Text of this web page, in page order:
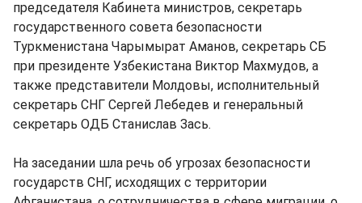
председателя Кабинета министров, секретарь
государственного совета безопасности
Туркменистана Чарымырат Аманов, секретарь СБ
при президенте Узбекистана Виктор Махмудов, а
также представители Молдовы, исполнительный
секретарь СНГ Сергей Лебедев и генеральный
секретарь ОДБ Станислав Зась.
На заседании шла речь об угрозах безопасности
государств СНГ, исходящих с территории